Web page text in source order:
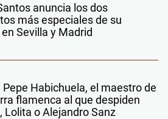
anuncia los dos
más especiales de su
Sevilla y Madrid
Pepe Habichuela, el maestro de
flamenca al que despiden
Lolita o Alejandro Sanz